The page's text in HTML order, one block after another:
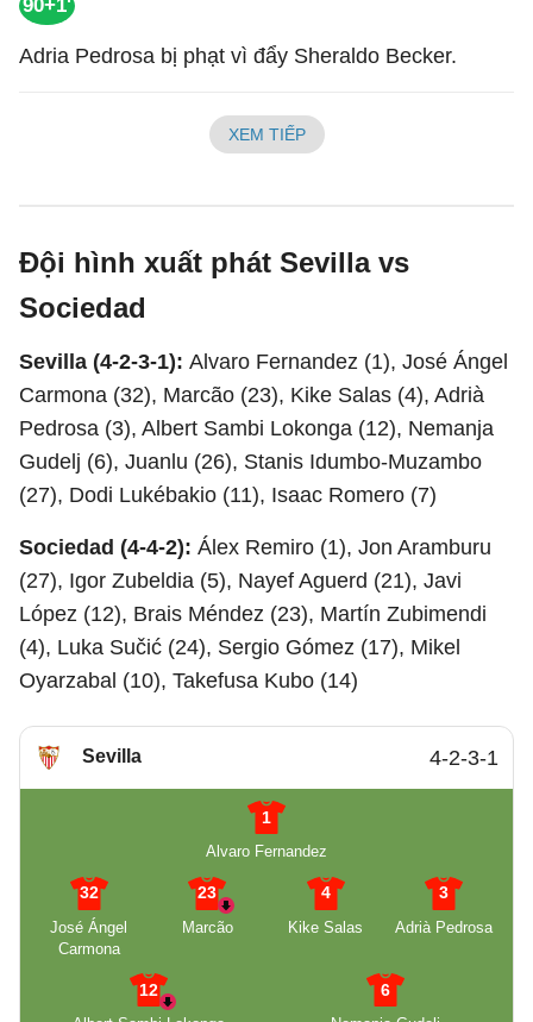
90+1'
Adria Pedrosa bị phạt vì đẩy Sheraldo Becker.
XEM TIẾP
Đội hình xuất phát Sevilla vs
Sociedad
Sevilla (4-2-3-1): Alvaro Fernandez (1), José Ángel
Carmona (32), Marcão (23), Kike Salas (4), Adrià
Pedrosa (3), Albert Sambi Lokonga (12), Nemanja
Gudelj (6), Juanlu (26), Stanis Idumbo-Muzambo
(27), Dodi Lukébakio (11), Isaac Romero (7)
Sociedad (4-4-2): Álex Remiro (1), Jon Aramburu
(27), Igor Zubeldia (5), Nayef Aguerd (21), Javi
López (12), Brais Méndez (23), Martín Zubimendi
(4), Luka Sučić (24), Sergio Gómez (17), Mikel
Oyarzabal (10), Takefusa Kubo (14)
Sevilla 4-2-3-1
1
Alvaro Fernandez
32
José Ángel
Carmona
23
Marcão
4
Kike Salas
3
Adrià Pedrosa
12
6